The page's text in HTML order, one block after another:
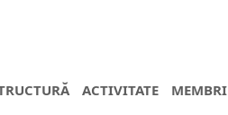
ACTIVITATE MEMBRI